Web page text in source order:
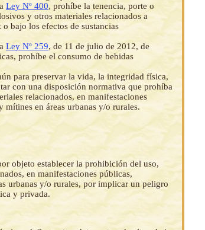
Ley Nº 400, prohíbe la tenencia, porte o
y otros materiales relacionados a
bajo los efectos de sustancias
Ley Nº 259, de 11 de julio de 2012, de
prohíbe el consumo de bebidas
para preservar la vida, la integridad física,
con una disposición normativa que prohíba
relacionados, en manifestaciones
en áreas urbanas y/o rurales.
objeto establecer la prohibición del uso,
en manifestaciones públicas,
urbanas y/o rurales, por implicar un peligro
y privada.